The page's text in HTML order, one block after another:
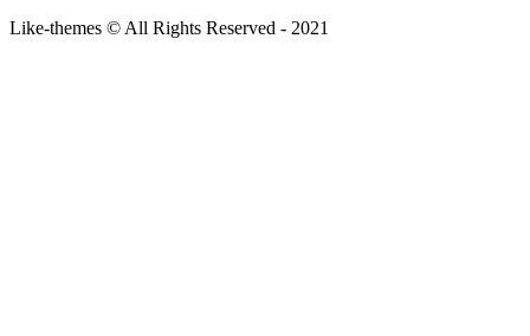
Like-themes © All Rights Reserved - 2021